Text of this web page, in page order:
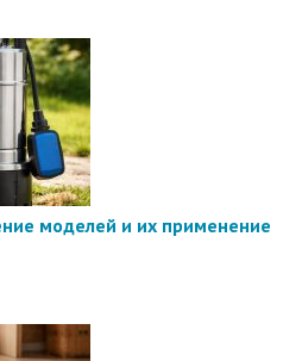
моделей и их применение